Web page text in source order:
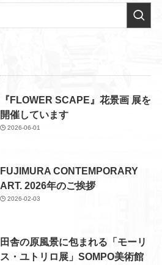
『FLOWER SCAPE』花景画 展を
開催しています
2026-06-01
FUJIMURA CONTEMPORARY
ART. 2026年のご挨拶
2026-02-03
田舎の原風景に包まれる「モーリ
ス・ユトリロ展」SOMPO美術館